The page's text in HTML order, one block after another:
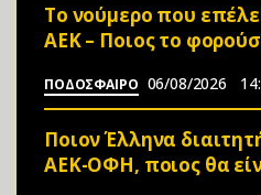
Το νούμερο που
ΑΕΚ – Ποιος το
ΠΟΔΟΣΦΑΙΡΟ 06/08/2026
Ποιον Έλληνα
ΑΕΚ-ΟΦΗ, ποιος θα